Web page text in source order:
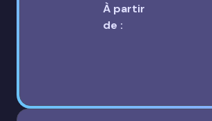
À partir
de :